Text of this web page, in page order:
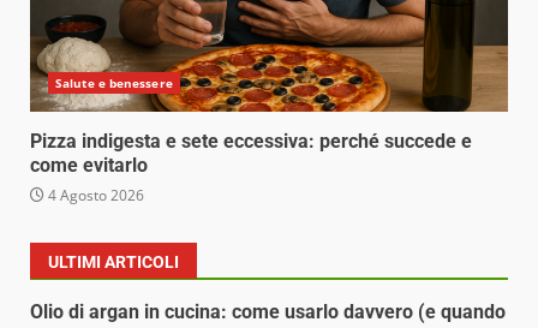
Salute e benessere
Pizza indigesta e sete eccessiva: perché succede e
come evitarlo
4 Agosto 2026
ULTIMI ARTICOLI
Olio di argan in cucina: come usarlo davvero (e quando